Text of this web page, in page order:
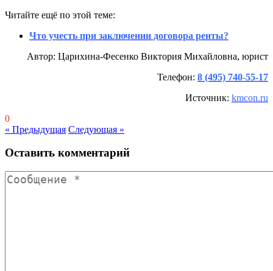
Читайте ещё по этой теме:
Что учесть при заключении договора ренты?
Автор: Царихина-Фесенко Виктория Михайловна, юрист
Телефон: 8 (495) 740-55-17
Источник: kmcon.ru
0
« Предыдущая Следующая »
Оставить комментарий